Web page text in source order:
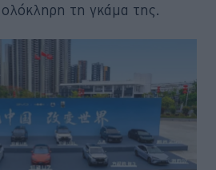
τη γκάμα της.